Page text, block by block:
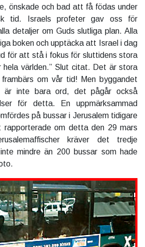
önskade och bad att få födas under
tid. Israels profeter gav oss för
detaljer om Guds slutliga plan. Alla
boken och upptäcka att Israel i dag
för att stå i fokus för sluttidens stora
hela världen.” Slut citat. Det är stora
frambärs om vår tid! Men byggandet
inte bara ord, det pågår också
för detta. En uppmärksammad
på bussar i Jerusalem tidigare
rapporterade om detta den 29 mars
kräver det tredje
mindre än 200 bussar som hade